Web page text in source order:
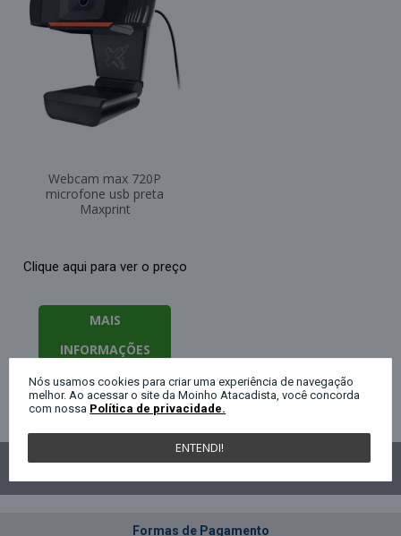
Webcam max 720P
microfone usb preta
Maxprint
Clique aqui para ver o preço
MAIS
INFORMAÇÕES
Exibindo de 1 a 3 do total de 3 (1 páginas)
TotalSegurança
Nós usamos cookies para criar uma experiência de navegação
melhor. Ao acessar o site da Moinho Atacadista, você concorda
com nossa Política de privacidade.
ENTENDI!
Formas de Pagamento